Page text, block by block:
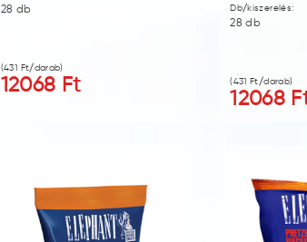
28 db
(431 Ft/darab)
12068 Ft
Db/kiszerelés:
28 db
( 431 Ft/darab)
12068